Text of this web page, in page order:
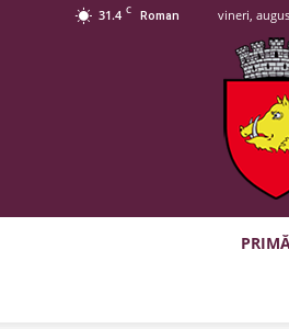
31.4 C Roman vineri,